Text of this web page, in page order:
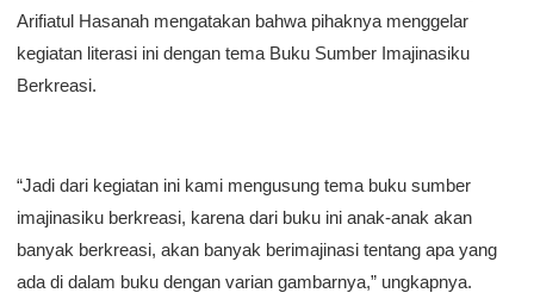
Arifiatul Hasanah mengatakan bahwa pihaknya menggelar
kegiatan literasi ini dengan tema Buku Sumber Imajinasiku
Berkreasi.
“Jadi dari kegiatan ini kami mengusung tema buku sumber
imajinasiku berkreasi, karena dari buku ini anak-anak akan
banyak berkreasi, akan banyak berimajinasi tentang apa yang
ada di dalam buku dengan varian gambarnya,” ungkapnya.